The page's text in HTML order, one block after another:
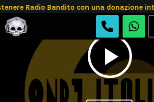
Radio Bandito con una donazione
play_arrow